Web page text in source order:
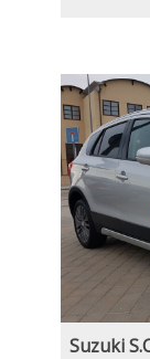
Suzuki